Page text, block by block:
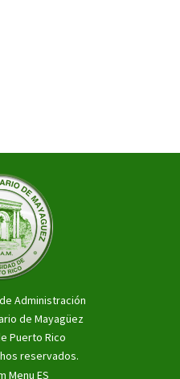
Administración
de Mayagüez
Puerto Rico
reservados.
Menu ES